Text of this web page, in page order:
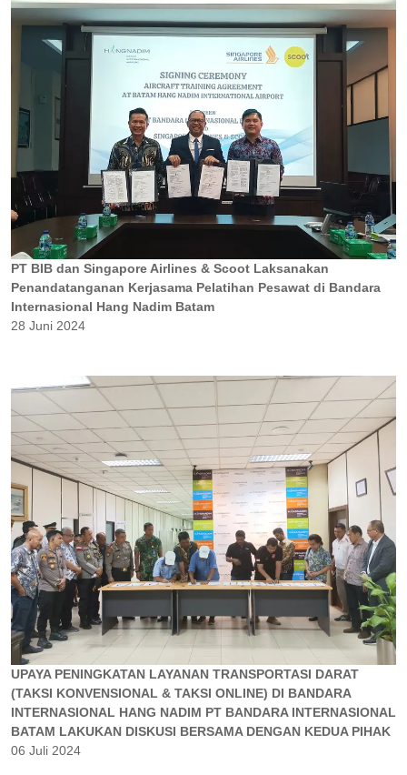
PT BIB dan Singapore Airlines & Scoot Laksanakan
Penandatanganan Kerjasama Pelatihan Pesawat di Bandara
Internasional Hang Nadim Batam
28 Juni 2024
UPAYA PENINGKATAN LAYANAN TRANSPORTASI DARAT
(TAKSI KONVENSIONAL & TAKSI ONLINE) DI BANDARA
INTERNASIONAL HANG NADIM PT BANDARA INTERNASIONAL
BATAM LAKUKAN DISKUSI BERSAMA DENGAN KEDUA PIHAK
06 Juli 2024